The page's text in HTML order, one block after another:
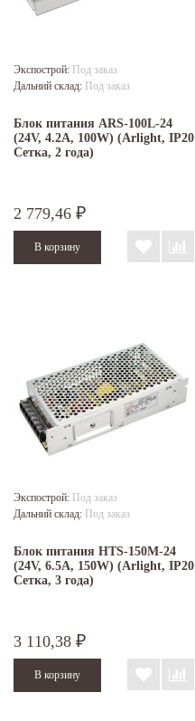
Экспострой: Под заказ
Дальний склад: Под заказ
Блок питания ARS-100L-24
(24V, 4.2A, 100W) (Arlight, IP20
Сетка, 2 года)
2 779,46 ₽
Экспострой: Под заказ
Дальний склад: Под заказ
Блок питания HTS-150M-24
(24V, 6.5A, 150W) (Arlight, IP20
Сетка, 3 года)
3 110,38 ₽